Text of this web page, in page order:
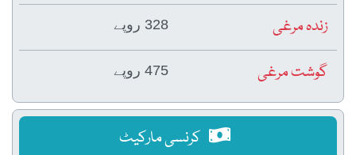
زندہ مرغی 328 روپے
گوشت مرغی 475 روپے
کرنسی مارکیٹ